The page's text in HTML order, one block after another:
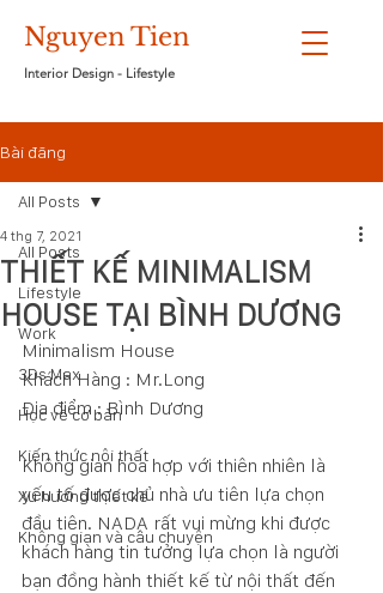
Nguyen Tien
Interior Design - Lifestyle
Bài đăng
All Posts
Lifestyle
Work
3Ds Max
Học vẽ cơ bản
Kiến thức nội thất
Xu hướng thiết kế
Không gian và câu chuyện
All Posts
THIẾT KẾ MINIMALISM
HOUSE TẠI BÌNH DƯƠNG
4 thg 7, 2021
Minimalism House
Khách Hàng : Mr.Long
Địa điểm : Bình Dương
Không gian hòa hợp với thiên nhiên là
yếu tố được chủ nhà ưu tiên lựa chọn
đầu tiên. NADA rất vui mừng khi được
khách hàng tin tưởng lựa chọn là người
bạn đồng hành thiết kế từ nội thất đến